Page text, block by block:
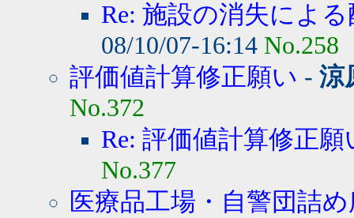
Re: 施設の消失によ
08/10/07-16:14 No.258
評価値計算修正願い - 涼
No.372
Re: 評価値計算修正願
No.377
医療品工場・自警団詰